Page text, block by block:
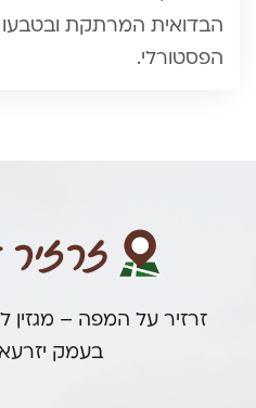
הבדואית המרתקת ובטבעו
הפסטורלי.
זרזיר על המפה – מגזין
בעמק